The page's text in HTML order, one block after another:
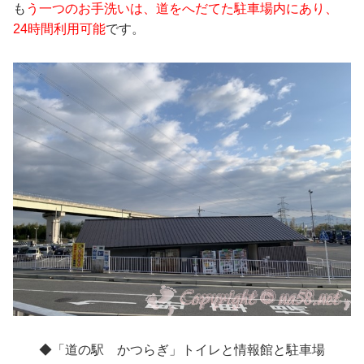
も う一つのお手洗いは、道をへだてた駐車場内にあり、
24時間利用可能です。
◆「道の駅 かつらぎ」トイレと情報館と駐車場